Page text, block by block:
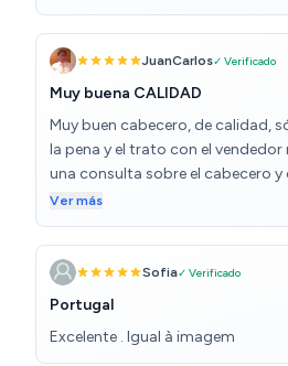
satisfecha con mi compra.
JuanCarlos✓ Verificado
Muy buena CALIDAD
Muy buen cabecero, de calidad,
la pena y el trato con el vendedor
una consulta sobre el cabecero
espacio de tiempo y hemos
En dos días lo he tenido en casa
Ver más
Sofia✓ Verificado
Portugal
Excelente . Igual à imagem